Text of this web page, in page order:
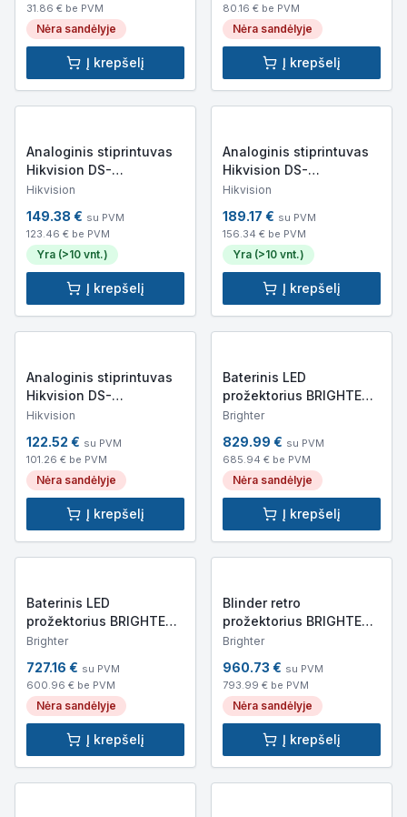
31.86 € be PVM
Nėra sandėlyje
Į krepšelį
80.16 € be PVM
Nėra sandėlyje
Į krepšelį
Analoginis stiprintuvas
Hikvision DS-
QAE0A120G1-VB6 (120W,
Hikvision
149.38 € su PVM
123.46 € be PVM
Yra (>10 vnt.)
Į krepšelį
Analoginis stiprintuvas
Hikvision DS-
QAE0A240G1-VB6
Hikvision
189.17 € su PVM
156.34 € be PVM
Yra (>10 vnt.)
Į krepšelį
Analoginis stiprintuvas
Hikvision DS-
QAE0A60G1-VB (60W,
Hikvision
122.52 € su PVM
101.26 € be PVM
Nėra sandėlyje
Į krepšelį
Baterinis LED
prožektorius BRIGHTER
PRO PAR 12BT IP (IP65,
290x290x330mm, 6.5kg)
Brighter
829.99 € su PVM
685.94 € be PVM
Nėra sandėlyje
Į krepšelį
Baterinis LED
prožektorius BRIGHTER
PRO PAR 9BT IP (IP65,
220x270x260mm, 6kg)
Brighter
727.16 € su PVM
600.96 € be PVM
Nėra sandėlyje
Į krepšelį
Blinder retro
prožektorius BRIGHTER
LUMO IP (IP65,
Brighter
960.73 € su PVM
793.99 € be PVM
Nėra sandėlyje
Į krepšelį